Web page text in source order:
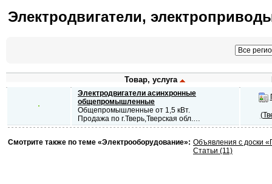
Электродвигатели,
Товар, услуга
Электродвигатели асинхронные
общепромышленные
Общепромышленные от 1,5 кВт.
Продажа по г.Тверь,Тверская обл.…
Смотрите также по теме «Электрооборудование»: Объявления с доски
Статьи (11)